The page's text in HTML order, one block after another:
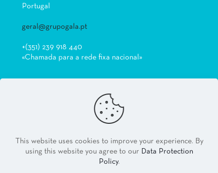
Portugal
geral@grupogala.pt
+(351) 239 918 440
«Chamada para a rede fixa nacional»
© 2026 Best Of Grupo Gala Coimbra Attractions ||
Atrações em Coimbra| All Rights Reserved |
This website uses cookies to improve your experience. By
using this website you agree to our Data Protection
Policy.